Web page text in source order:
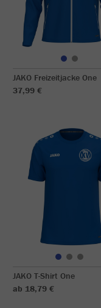
JAKO Freizeitjacke One
37,99 €
JAKO T-Shirt One
ab 18,79 €